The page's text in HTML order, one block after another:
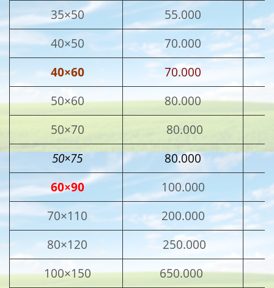
35×50
55.000
40×50
70.000
40×60
70.000
50×60
80.000
50×70
80.000
50×75
80.000
60×90
100.000
70×110
200.000
80×120
250.000
100×150
650.000